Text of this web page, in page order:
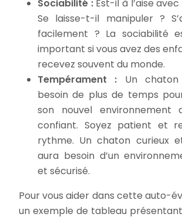
Sociabilité : Est-il à l’aise
Se laisse-t-il manipuler ?
facilement ? La sociabilité
important si vous avez des
recevez souvent du monde.
Tempérament : Un
besoin de plus de temps
son nouvel environnement
confiant. Soyez patient et
rythme. Un chaton curieux
aura besoin d’un
et sécurisé.
Pour vous aider dans cette auto-
un exemple de tableau